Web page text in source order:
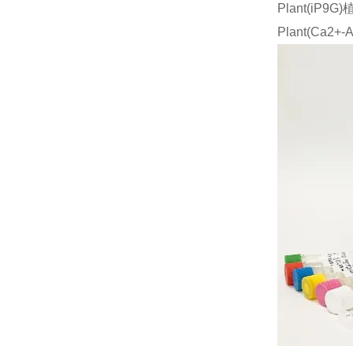
Plant(iP9G)
Plant(Ca2+-